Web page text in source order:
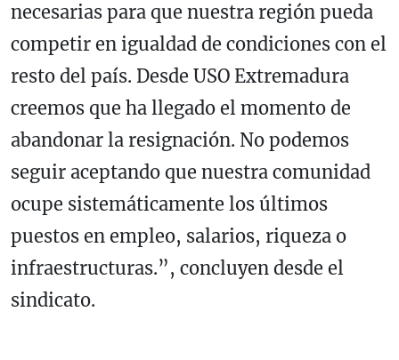
necesarias para que nuestra región pueda
competir en igualdad de condiciones con el
resto del país. Desde USO Extremadura
creemos que ha llegado el momento de
abandonar la resignación. No podemos
seguir aceptando que nuestra comunidad
ocupe sistemáticamente los últimos
puestos en empleo, salarios, riqueza o
infraestructuras.”, concluyen desde el
sindicato.